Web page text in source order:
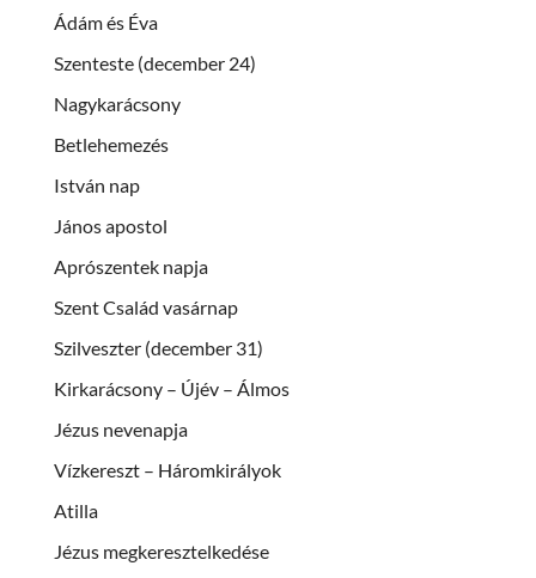
Ádám és Éva
Szenteste (december 24)
Nagykarácsony
Betlehemezés
István nap
János apostol
Aprószentek napja
Szent Család vasárnap
Szilveszter (december 31)
Kirkarácsony – Újév – Álmos
Jézus nevenapja
Vízkereszt – Háromkirályok
Atilla
Jézus megkeresztelkedése